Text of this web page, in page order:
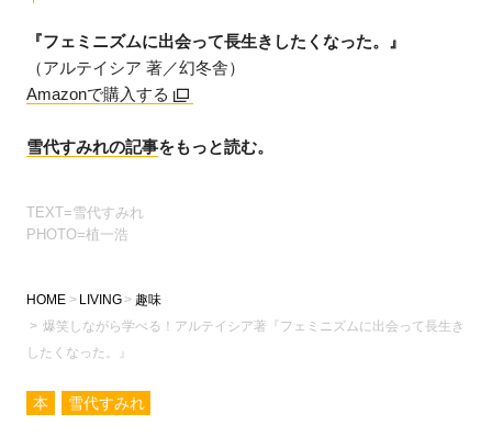
『フェミニズムに出会って長生きしたくなった。』
（アルテイシア 著／幻冬舎）
Amazonで購入する
雪代すみれの記事をもっと読む。
TEXT=雪代すみれ
PHOTO=植一浩
HOME LIVING
趣味
爆笑しながら学べる！アルテイシア著『フェミニズムに出会って長生き
したくなった。』
本 雪代すみれ